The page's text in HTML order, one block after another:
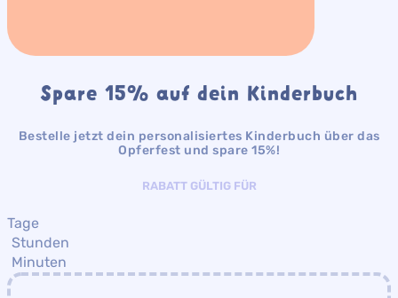
Spare 15% auf dein Kinderbuch
Bestelle jetzt dein personalisiertes Kinderbuch über das
Opferfest und spare 15%!
RABATT GÜLTIG FÜR
Tage
Stunden
Minuten